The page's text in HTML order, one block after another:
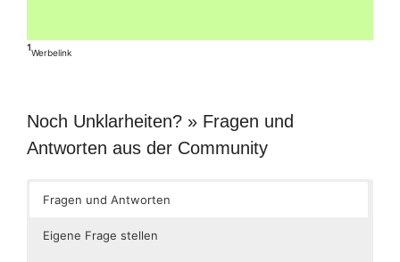
¹Werbelink
Noch Unklarheiten? » Fragen und
Antworten aus der Community
Fragen und Antworten
Eigene Frage stellen